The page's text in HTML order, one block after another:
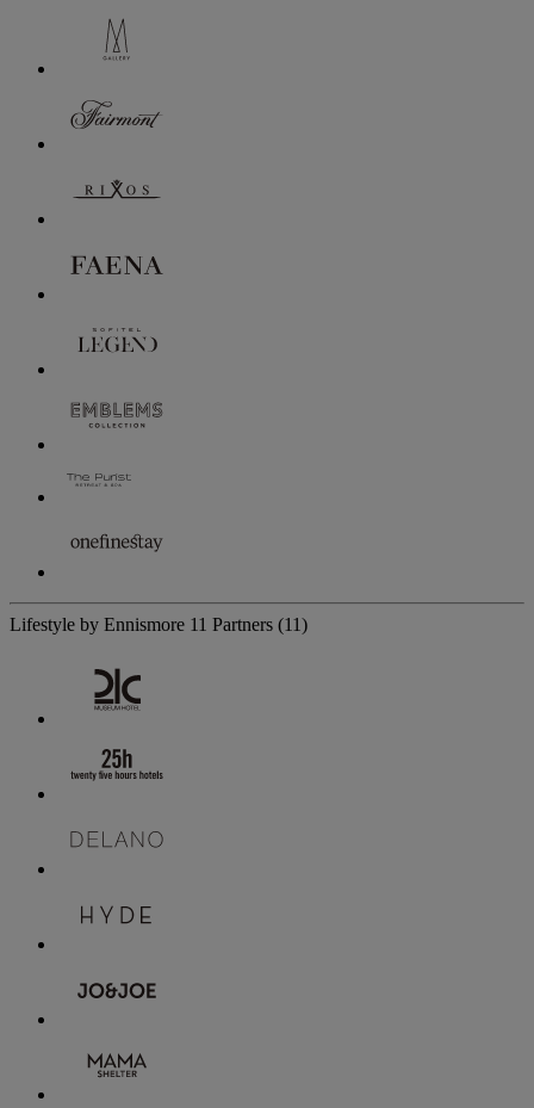
Lifestyle by Ennismore 11 Partners (11)